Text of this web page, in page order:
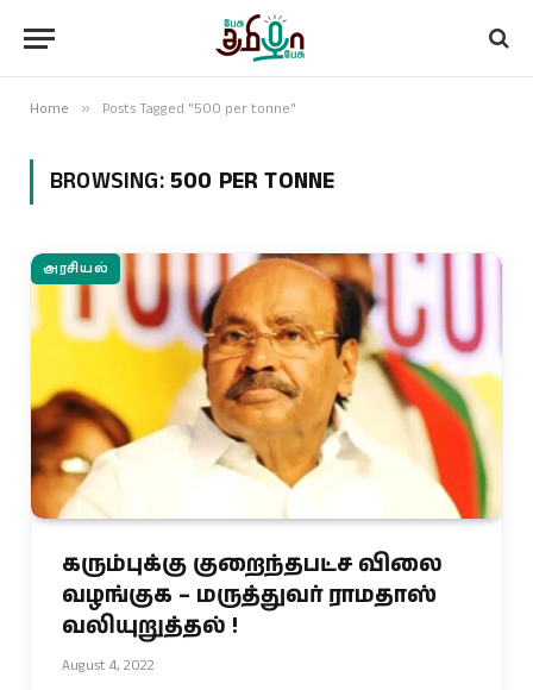
Home » Posts Tagged "500 per tonne"
BROWSING: 500 PER TONNE
அரசியல்
கரும்புக்கு குறைந்தபட்ச விலை
வழங்குக – மருத்துவர் ராமதாஸ்
வலியுறுத்தல் !
August 4, 2022